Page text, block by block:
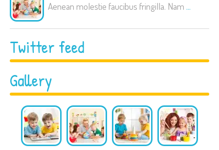
Aenean molestie faucibus fringilla. Nam ...
Twitter feed
Gallery